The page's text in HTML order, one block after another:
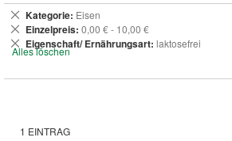
1 EINTRAG
Kategorie Eisen
Dies
entfernen
Einzelpreis 0,00 € - 10,00 €
Dies
entfernen
Eigenschaft/ Ernährungsart laktosefrei
Dies
entfernen
Alles löschen